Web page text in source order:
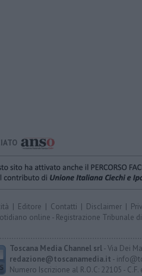
| Editore | Contatti | Disclaimer |
online - Registrazione Tribunale
Toscana Media Channel srl- Via Dei
redazione@toscanamedia.it -
Numero Iscrizione al R.O.C: 22105 -